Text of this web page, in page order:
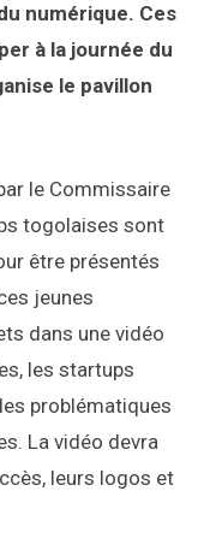
numérique. Ces
à la journée du
le pavillon
le Commissaire
togolaises sont
être présentés
jeunes
dans une vidéo
les startups
problématiques
La vidéo devra
leurs logos et